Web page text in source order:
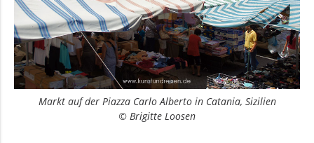
Markt auf der Piazza Carlo Alberto in Catania, Sizilien
© Brigitte Loosen